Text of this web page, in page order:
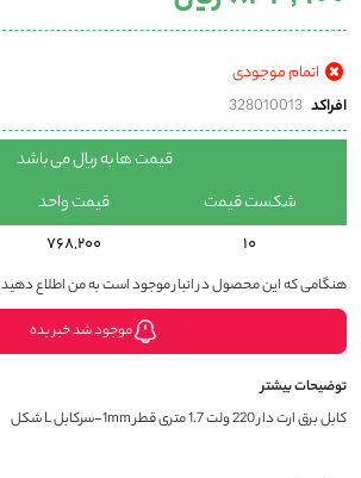
اتمام موجودی
افراکد 328010013
قیمت ها به ریال می باشد
شکست قیمت
قیمت واحد
10
768,200
هنگامی که این محصول در انبار موجود است به من اطلاع دهید
موجود شد خبر بده
توضیحات بیشتر
کابل برق ارت دار 220 ولت 1.7 متری قطر 1mm-سرکابل L شکل